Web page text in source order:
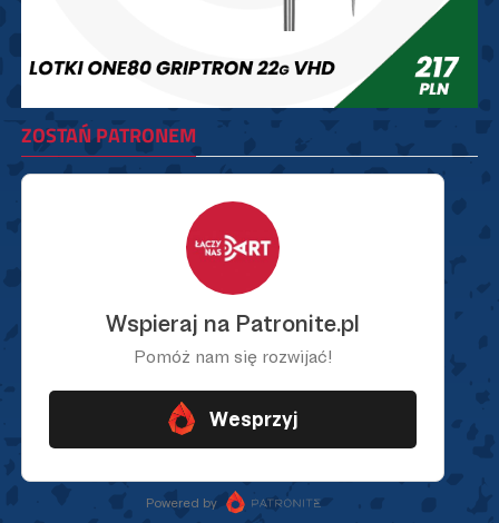
ZOSTAŃ PATRONEM